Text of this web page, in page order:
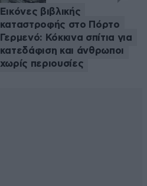
Εικόνες βιβλικής
καταστροφής στο Πόρτο
Γερμενό: Κόκκινα σπίτια για
κατεδάφιση και άνθρωποι
χωρίς περιουσίες